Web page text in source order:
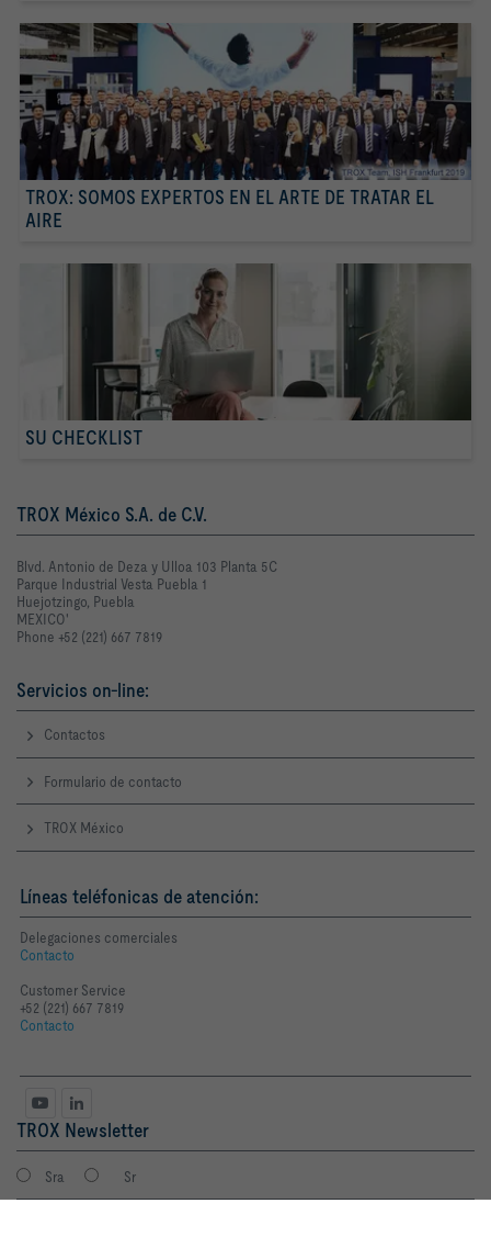
TROX: SOMOS EXPERTOS EN EL ARTE DE TRATAR EL
AIRE
SU CHECKLIST
TROX México S.A. de C.V.
Blvd. Antonio de Deza y Ulloa 103 Planta 5C
Parque Industrial Vesta Puebla 1
Huejotzingo, Puebla
MEXICO'
Phone +52 (221) 667 7819
Servicios on-line:
Contactos
Formulario de contacto
TROX México
Líneas teléfonicas de atención:
Delegaciones comerciales
Contacto
Customer Service
+52 (221) 667 7819
Contacto
TROX Newsletter
Sra Sr